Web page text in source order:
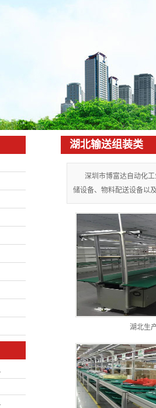
湖北精益管工作台
系列
湖北方通工作台
湖北防静电台面板
湖北精益管配件
湖北货架周转车
湖北其他周边配件
湖北输送组装类
深圳市博富达自动化
储设备、物料配送设备以
湖北生